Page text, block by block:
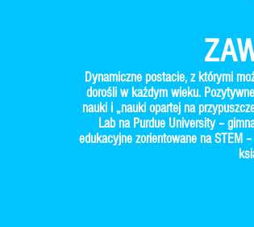
Dynamiczne postacie, z którymi
dorośli w każdym wieku.
nauki i „nauki opartej na
Lab na Purdue University –
edukacyjne zorientowane na STEM